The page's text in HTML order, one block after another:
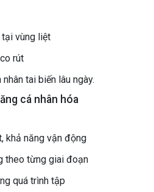
tại vùng liệt
rút
tai biến lâu ngày.
cá nhân hóa
khả năng vận động
theo từng giai đoạn
quá trình tập